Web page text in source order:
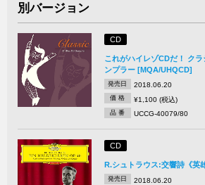
別バージョン
CD
これがハイレゾCDだ！ ク
ンプラー [MQA/UHQCD]
発売日 2018.06.20
価 格 ¥1,100 (税込)
品 番 UCCG-40079/80
CD
R.シュトラウス:交響詩《英
発売日 2018.06.20